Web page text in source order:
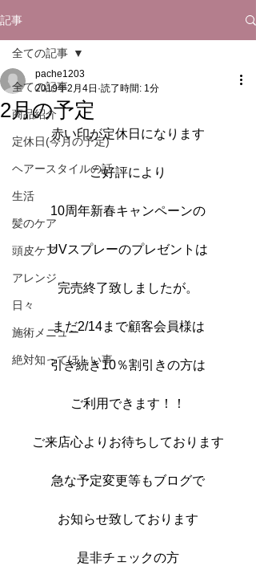
記事
全ての記事
商品紹介
定休日(今月の予定)
ヘアースタイルの話
生活
髪のケア
頭皮ケア
アレンジ
日々
施術メニュー
絶対知ってほしい事
全ての記事
2月の予定
pache1203
2019年2月4日 読了時間: 1分
赤い印が定休日になります
ご好評により
10周年新春キャンペーンの
UVスプレーのプレゼントは
完売終了致しましたが。
まだ2/14まで顧客会員様は
引き続き10％割引きの方は
ご利用できます！！
ご来店心よりお待ちしております
急な予定変更等もブログで
お知らせ致しております
是非チェックの方